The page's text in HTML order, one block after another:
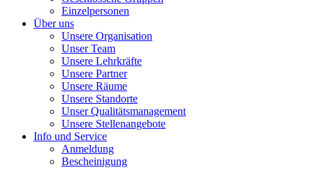
Einzelpersonen
Über uns
Unsere Organisation
Unser Team
Unsere Lehrkräfte
Unsere Partner
Unsere Räume
Unsere Standorte
Unser Qualitätsmanagement
Unsere Stellenangebote
Info und Service
Anmeldung
Bescheinigung